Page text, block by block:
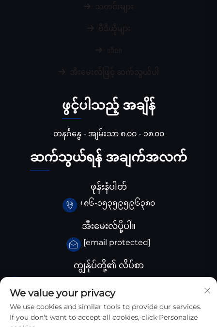
ဖွင့်ပါသည့် အချိန်
တနင်္ဂနွေ - အျမ်းသာ ၈.၀၀ - ၁၈.၀၀
ဆက်သွယ်ရန် အချက်အလက်
ဖုန်းနံပါတ်
+၈၆-၁၅၃၅၉၅၉၆၃၈၀
အီးမေးလ်ပို့ပါ။
[email protected]
ကျွန်ုပ်တို့၏ လိပ်စာ
Sichuan province, ချီးနား
We value your privacy
We use cookies and similar tools to provide our services.
If you don't want to accept all cookies, click Personalize